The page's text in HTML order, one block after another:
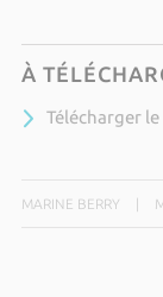
À
Télécharger
MARINE BERRY